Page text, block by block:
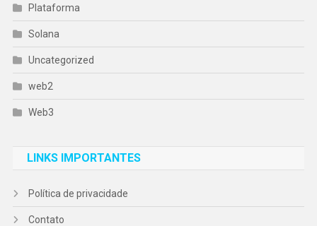
Plataforma
Solana
Uncategorized
web2
Web3
LINKS IMPORTANTES
Política de privacidade
Contato